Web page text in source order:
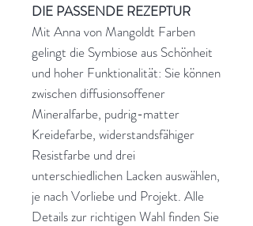
DIE PASSENDE REZEPTUR
Mit Anna von Mangoldt Farben
gelingt die Symbiose aus Schönheit
und hoher Funktionalität: Sie können
zwischen diffusionsoffener
Mineralfarbe, pudrig-matter
Kreidefarbe, widerstandsfähiger
Resistfarbe und drei
unterschiedlichen Lacken auswählen,
je nach Vorliebe und Projekt. Alle
Details zur richtigen Wahl finden Sie